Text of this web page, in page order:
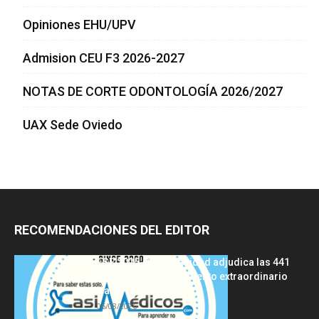
Opiniones EHU/UPV
Admision CEU F3 2026-2027
NOTAS DE CORTE ODONTOLOGÍA 2026/2027
UAX Sede Oviedo
RECOMENDACIONES DEL EDITOR
FSE 2025-2026: Sanidad adjudica las 441
plazas del procedimiento extraordinario
tras...
06/08/2026